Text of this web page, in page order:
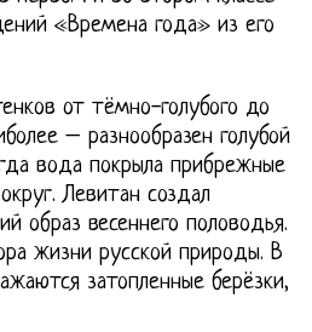
«Времена года» из его
от тёмно-голубого до
– разнообразен голубой
вода покрыла прибрежные
Левитан создал
образ весеннего половодья.
жизни русской природы. В
затопленные берёзки,